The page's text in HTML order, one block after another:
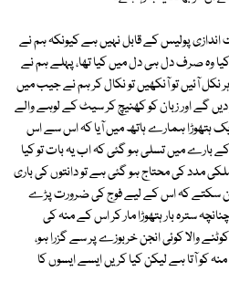
پولیس کے قابل نہیں ہے کیونکہ ہم نے
وہ صرف دل ہی دل میں کیا تھا، پہلے ہم نے
نکل آئیں تو آنکھیں تو نکال کر ہم نے جیب میں
گے اور زبان کو کھنیچ کر سیٹ کے لوہے والے
ہتھوڑا ہمارے ہاتھ میں آیا کہ اس سے اس
بارے میں تسلی ہو گئی کہ اب یہ بات تو کیا
مدد کی محتاج ہو گئی ہے تو دانتوں کی باری
بن سکتے کہ اس کے لیے فوج کی ضرورت پڑے
سترہ بار ہتھوڑا مار کر اس کے منہ کی
والا کوئی انجن خربوزے پر سے گزرا ہو،
کو آتا ہے لیکن کیا کریں ایسے ایسوں کا